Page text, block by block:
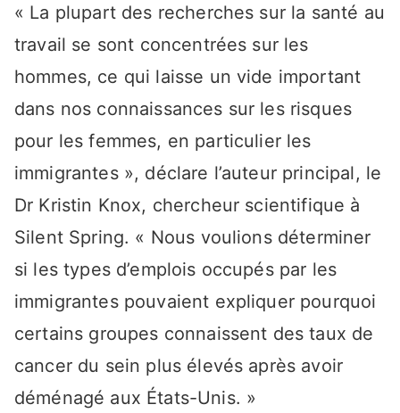
« La plupart des recherches sur la santé au
travail se sont concentrées sur les
hommes, ce qui laisse un vide important
dans nos connaissances sur les risques
pour les femmes, en particulier les
immigrantes », déclare l’auteur principal, le
Dr Kristin Knox, chercheur scientifique à
Silent Spring. « Nous voulions déterminer
si les types d’emplois occupés par les
immigrantes pouvaient expliquer pourquoi
certains groupes connaissent des taux de
cancer du sein plus élevés après avoir
déménagé aux États-Unis. »